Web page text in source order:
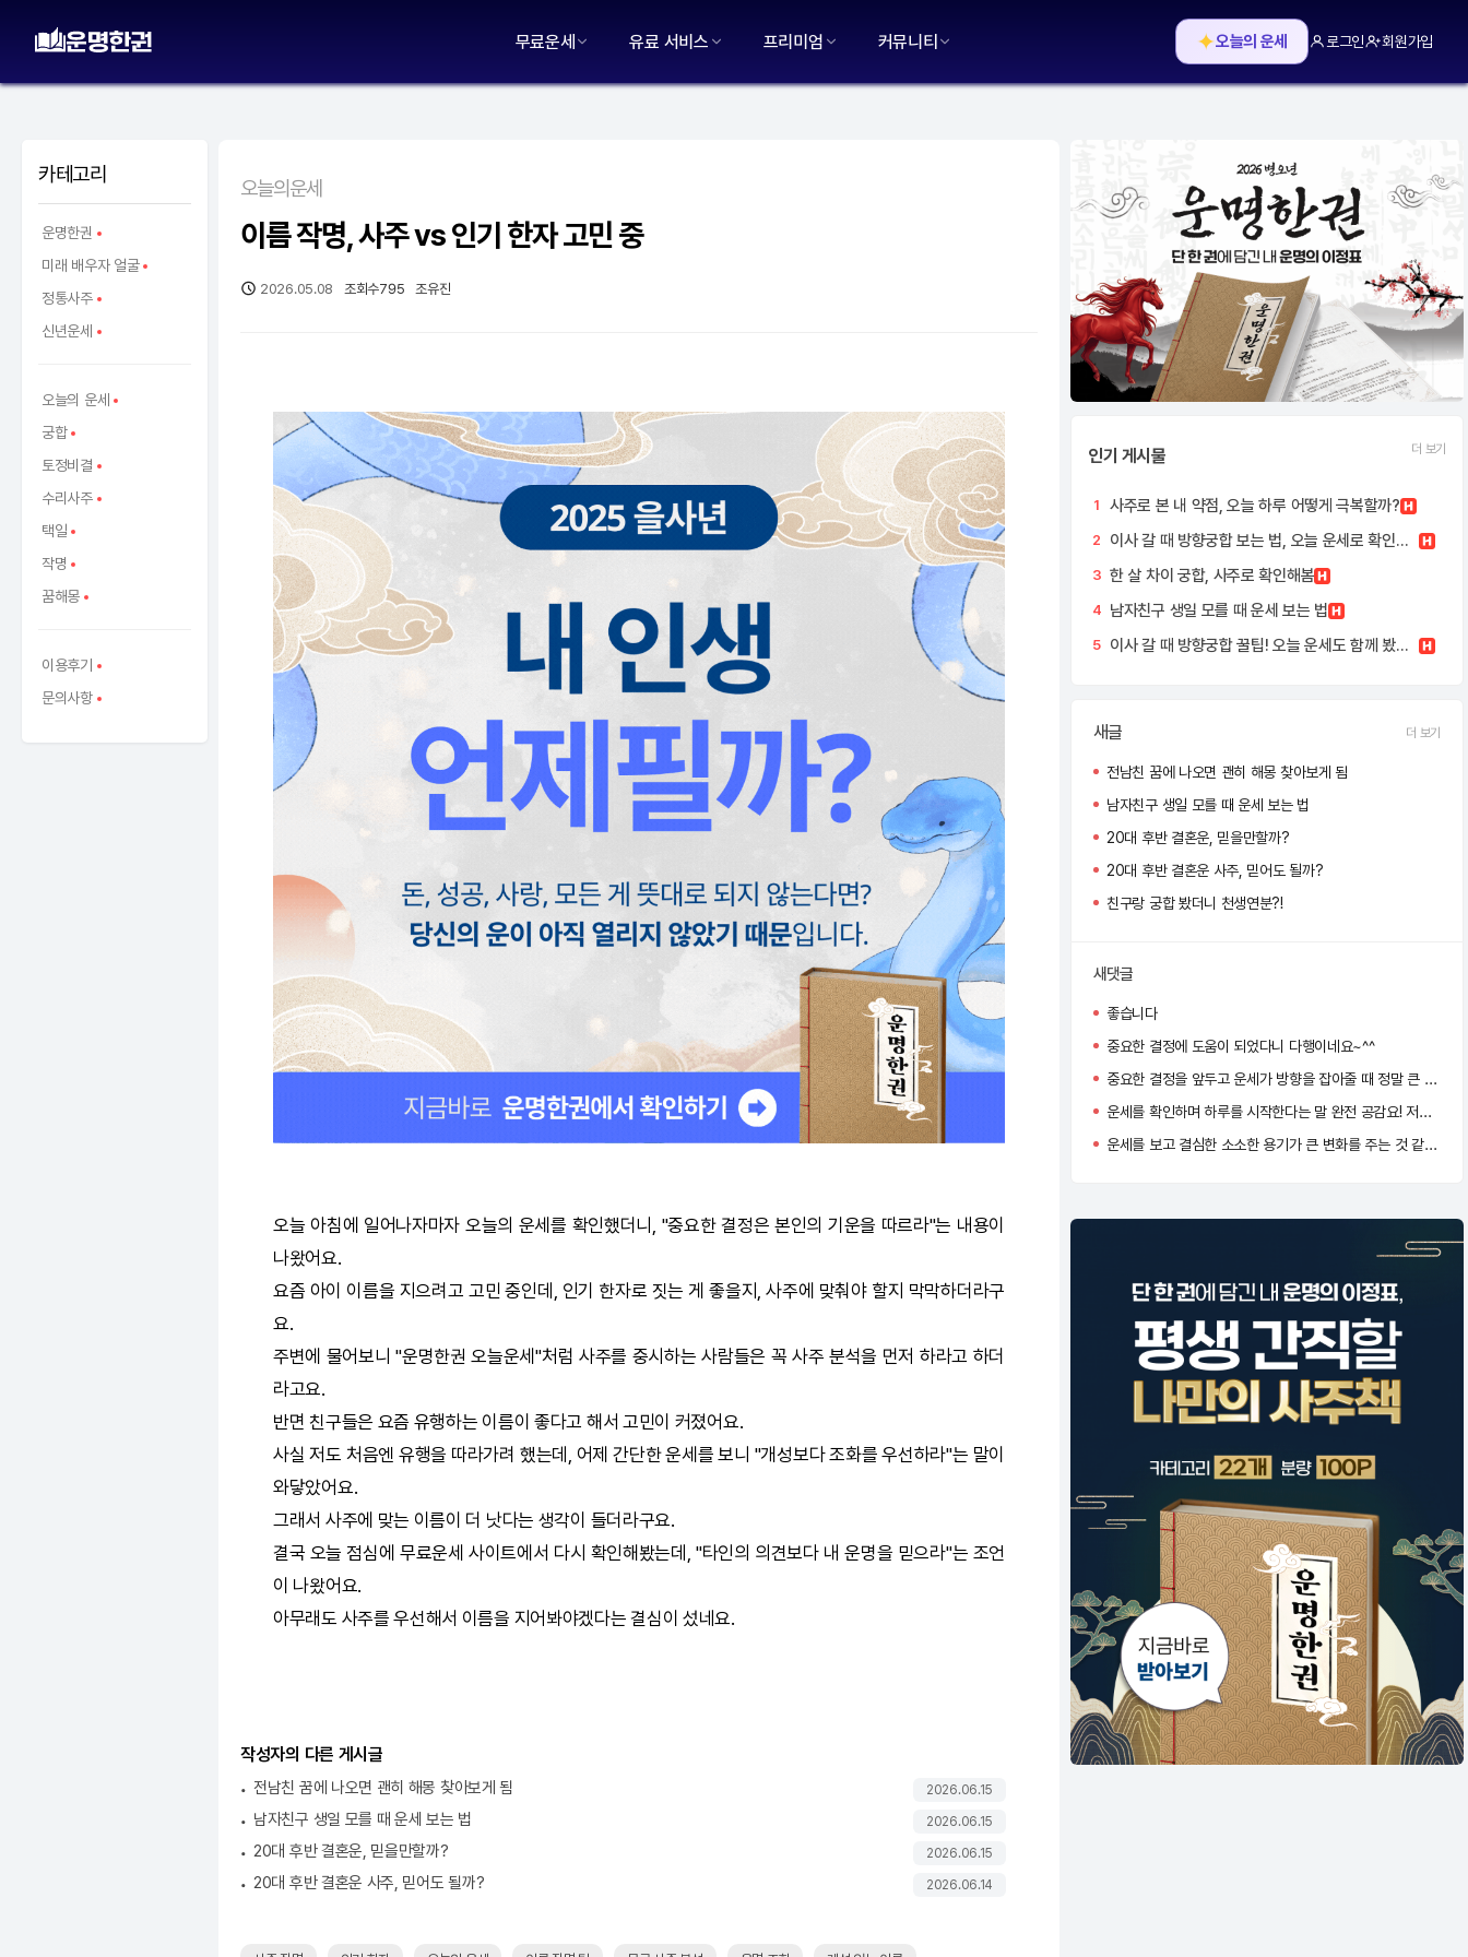
무료운세 유료 서비스 프리미엄 커뮤니티 ✦오늘의 운세 로그인 회원가입
카테고리
운명한권
미래 배우자 얼굴
정통사주
신년운세
오늘의 운세
궁합
토정비결
수리사주
택일
작명
꿈해몽
이용후기
문의사항
오늘의운세
이름 작명, 사주 vs 인기 한자 고민 중
2026.05.08 조회수795 조유진
오늘 아침에 일어나자마자 오늘의 운세를 확인했더니, "중요한 결정은 본인의 기운을 따르라"는 내용이
나왔어요.
요즘 아이 이름을 지으려고 고민 중인데, 인기 한자로 짓는 게 좋을지, 사주에 맞춰야 할지 막막하더라구
요.
주변에 물어보니 "운명한권 오늘운세"처럼 사주를 중시하는 사람들은 꼭 사주 분석을 먼저 하라고 하더
라고요.
반면 친구들은 요즘 유행하는 이름이 좋다고 해서 고민이 커졌어요.
사실 저도 처음엔 유행을 따라가려 했는데, 어제 간단한 운세를 보니 "개성보다 조화를 우선하라"는 말이
와닿았어요.
그래서 사주에 맞는 이름이 더 낫다는 생각이 들더라구요.
결국 오늘 점심에 무료운세 사이트에서 다시 확인해봤는데, "타인의 의견보다 내 운명을 믿으라"는 조언
이 나왔어요.
아무래도 사주를 우선해서 이름을 지어봐야겠다는 결심이 섰네요.
작성자의 다른 게시글
전남친 꿈에 나오면 괜히 해몽 찾아보게 됨 2026.06.15
남자친구 생일 모를 때 운세 보는 법 2026.06.15
20대 후반 결혼운, 믿을만할까? 2026.06.15
20대 후반 결혼운 사주, 믿어도 될까? 2026.06.14
인기 게시물 더 보기
1 사주로 본 내 약점, 오늘 하루 어떻게 극복할까?
2 이사 갈 때 방향궁합 보는 법, 오늘 운세로 확인해봤어요!
3 한 살 차이 궁합, 사주로 확인해봄
4 남자친구 생일 모를 때 운세 보는 법
5 이사 갈 때 방향궁합 꿀팁! 오늘 운세도 함께 봤어요
새글 더 보기
전남친 꿈에 나오면 괜히 해몽 찾아보게 됨
남자친구 생일 모를 때 운세 보는 법
20대 후반 결혼운, 믿을만할까?
20대 후반 결혼운 사주, 믿어도 될까?
친구랑 궁합 봤더니 천생연분?!
새댓글
좋습니다
중요한 결정에 도움이 되었다니 다행이네요~^^
중요한 결정을 앞두고 운세가 방향을 잡아줄 때 정말 큰 힘이 되죠
운세를 확인하며 하루를 시작한다는 말 완전 공감요! 저도 오늘 운이 좋다는 말에 왠지 더 자신감이 생기네용 ㅋㅋㅋ
운세를 보고 결심한 소소한 용기가 큰 변화를 주는 것 같아요.